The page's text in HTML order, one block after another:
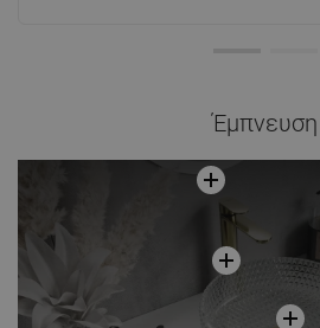
Έμπνευση